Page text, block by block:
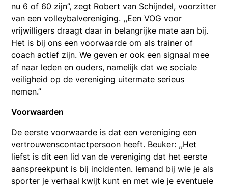
nu 6 of 60 zijn”, zegt Robert van Schijndel, voorzitter
van een volleybalvereniging. ,,Een VOG voor
vrijwilligers draagt daar in belangrijke mate aan bij.
Het is bij ons een voorwaarde om als trainer of
coach actief zijn. We geven er ook een signaal mee
af naar leden en ouders, namelijk dat we sociale
veiligheid op de vereniging uitermate serieus
nemen.”
Voorwaarden
De eerste voorwaarde is dat een vereniging een
vertrouwenscontactpersoon heeft. Beuker: ,,Het
liefst is dit een lid van de vereniging dat het eerste
aanspreekpunt is bij incidenten. Iemand bij wie je als
sporter je verhaal kwijt kunt en met wie je eventuele